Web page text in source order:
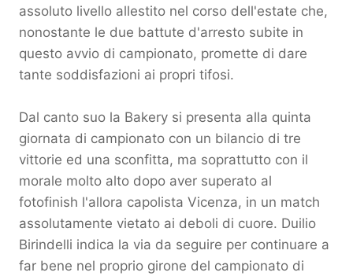
assoluto livello allestito nel corso dell'estate che,
nonostante le due battute d'arresto subite in
questo avvio di campionato, promette di dare
tante soddisfazioni ai propri tifosi.
Dal canto suo la Bakery si presenta alla quinta
giornata di campionato con un bilancio di tre
vittorie ed una sconfitta, ma soprattutto con il
morale molto alto dopo aver superato al
fotofinish l'allora capolista Vicenza, in un match
assolutamente vietato ai deboli di cuore. Duilio
Birindelli indica la via da seguire per continuare a
far bene nel proprio girone del campionato di